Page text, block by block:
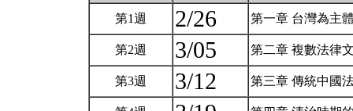
第1週 2/26 第一章 台灣為主
第2週 3/05 第二章 複數法律
第3週 3/12 第三章 傳統中國